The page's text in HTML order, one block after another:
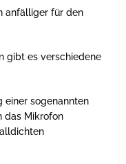
anfälliger für den
gibt es verschiedene
einer sogenannten
das Mikrofon